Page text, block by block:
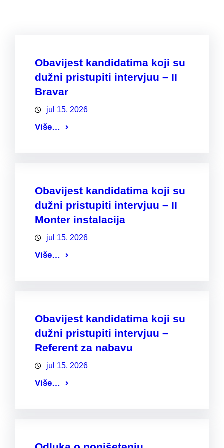
Obavijest kandidatima koji su
dužni pristupiti intervjuu – II
Bravar
jul 15, 2026
Više…
Obavijest kandidatima koji su
dužni pristupiti intervjuu – II
Monter instalacija
jul 15, 2026
Više…
Obavijest kandidatima koji su
dužni pristupiti intervjuu –
Referent za nabavu
jul 15, 2026
Više…